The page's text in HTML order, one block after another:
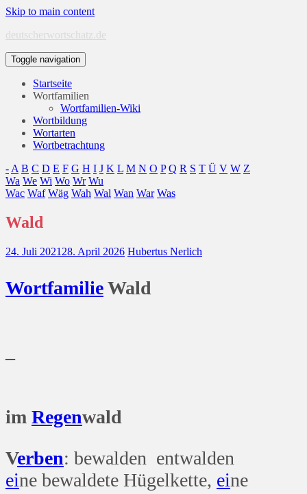
Skip to main content
deutscherwortschatz.de
Toggle navigation
Startseite
Wortfamilien
Wortfamilien-Wiki
Wortbildung
Wortarten
Wortbetrachtung
- A B C D E F G H I J K L M N O P Q R S T Ü V W Z
Wa We Wi Wo Wr Wu
Wac Waf Wäg Wah Wal Wan War Was
Wald
24. Juli 2021 28. April 2026 Hubertus Nerlich
WortfamilieWald
im Regenwald
Verben: bewalden entwalden
eine bewaldete Hügelkette, eine